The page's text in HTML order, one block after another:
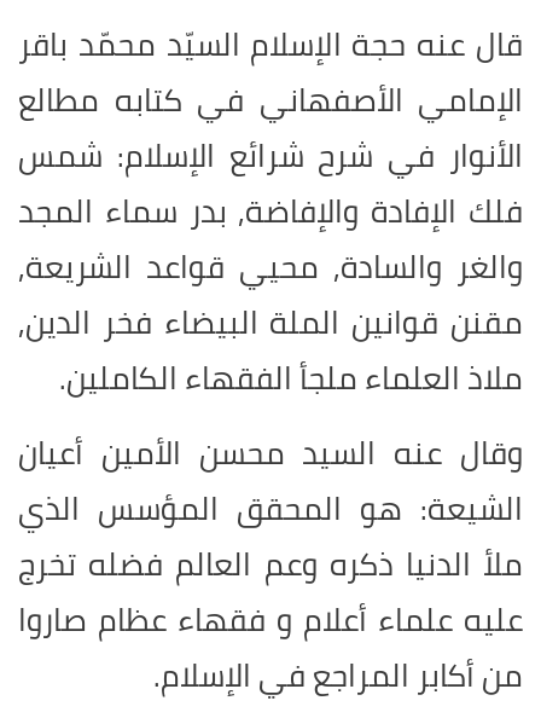
قال عنه حجة الإسلام السيّد محمّد باقر
الإمامي الأصفهاني في كتابه مطالع
الأنوار في شرح شرائع الإسلام: شمس
فلك الإفادة والإفاضة, بدر سماء المجد
والغر والسادة, محيي قواعد الشريعة,
مقنن قوانين الملة البيضاء فخر الدين,
ملاذ العلماء ملجأ الفقهاء الكاملين.
وقال عنه السيد محسن الأمين أعيان
الشيعة: هو المحقق المؤسس الذي
ملأ الدنيا ذكره وعم العالم فضله تخرج
عليه علماء أعلام و فقهاء عظام صاروا
من أكابر المراجع في الإسلام.